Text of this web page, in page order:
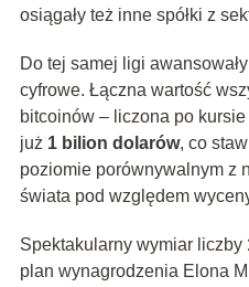
osiągały też inne spółki z
Do tej samej ligi
cyfrowe. Łączna wartość
bitcoinów – liczona po
już 1 bilion dolarów, co
poziomie porównywalnym z
świata pod względem
Spektakularny wymiar liczby
plan wynagrodzenia Elona